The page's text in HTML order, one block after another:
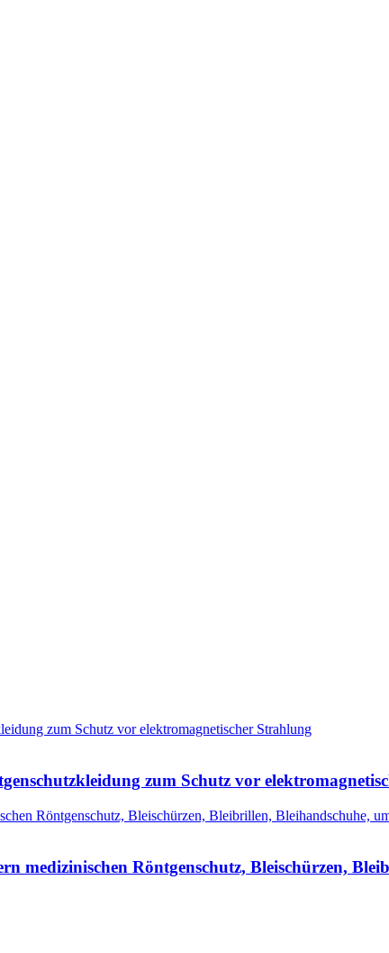
zum Schutz vor
medizinischen Röntgenschutz, Bleischürzen,